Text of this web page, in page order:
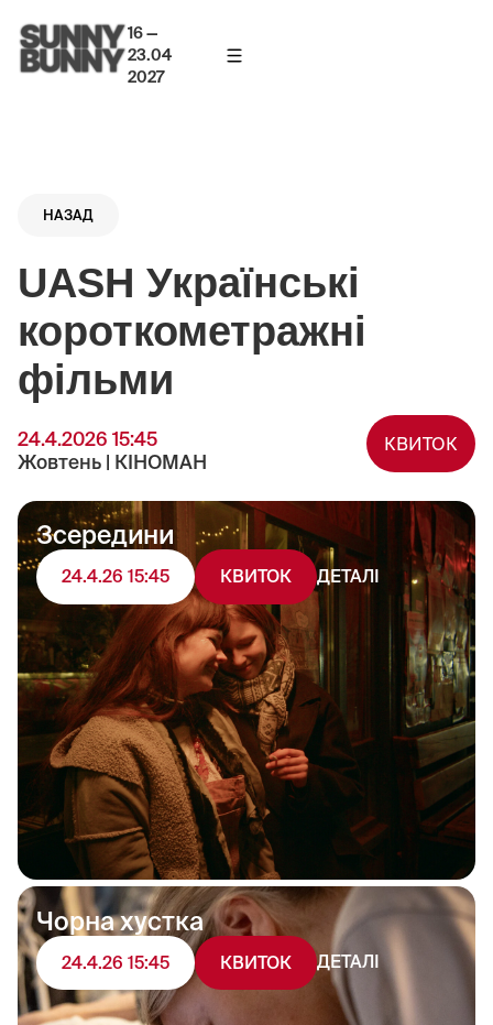
16 —
23.04
2027
НАЗАД
UASH Українські
короткометражні
фільми
24.4.2026 15:45
Жовтень | КІНОМАН
КВИТОК
Зсередини
24.4.26 15:45 КВИТОК ДЕТАЛІ
Чорна хустка
24.4.26 15:45 КВИТОК ДЕТАЛІ